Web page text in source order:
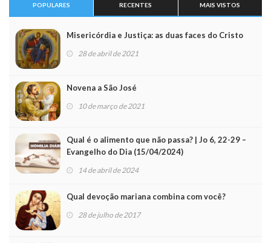
POPULARES RECENTES MAIS VISTOS
Misericórdia e Justiça: as duas faces do Cristo
28 de abril de 2021
Novena a São José
10 de março de 2021
Qual é o alimento que não passa? | Jo 6, 22-29 –
Evangelho do Dia (15/04/2024)
14 de abril de 2024
Qual devoção mariana combina com você?
28 de julho de 2017